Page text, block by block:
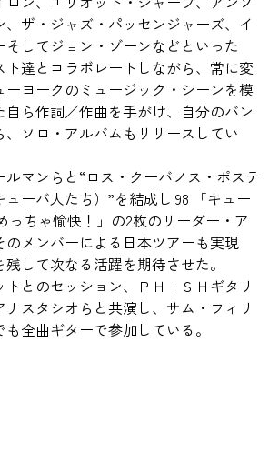
、ザ・ジャズ・パッセンジャーズ、イ
そしてジョン・ゾーンなどといった
達とコラボレートしながら、常に変
ーヨークのミュージック・シーンを模
自ら作詞／作曲を手がけ、自分のバン
、ソロ・アルバムもリリースしてい
マンらと“ロス・クーバノス・ポステ
ューバ人たち）”を結成し'98 「キュー
っちゃ愉快！」の2枚のリーダー・ア
のメンバーによる日本ツアーも実現
して次なる活躍を期待させた。
とのセッション、ＰＨＩＳＨギタリ
スタシオらと共演し、サム・フィリ
全曲ギターで参加している。